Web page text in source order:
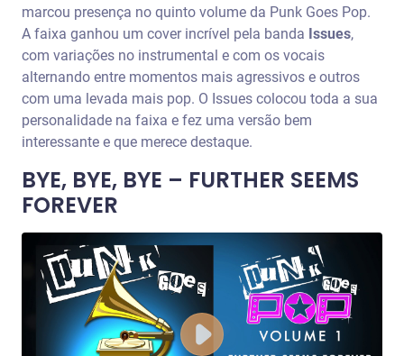
marcou presença no quinto volume da Punk Goes Pop.
A faixa ganhou um cover incrível pela banda Issues,
com variações no instrumental e com os vocais
alternando entre momentos mais agressivos e outros
com uma levada mais pop. O Issues colocou toda a sua
personalidade na faixa e fez uma versão bem
interessante e que merece destaque.
BYE, BYE, BYE – FURTHER SEEMS
FOREVER